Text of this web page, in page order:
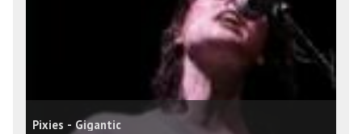
Pixies - Gigantic